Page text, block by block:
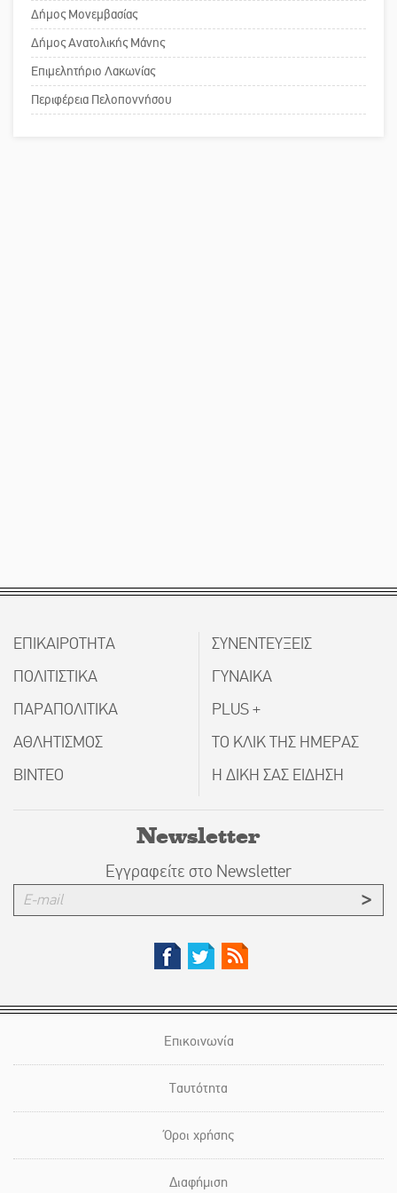
της Σπάρτης;
Δήμος Μονεμβασίας
Δήμος Ανατολικής Μάνης
Επιμελητήριο Λακωνίας
Περιφέρεια Πελοποννήσου
ΕΠΙΚΑΙΡΟΤΗΤΑ
ΠΟΛΙΤΙΣΤΙΚΑ
ΠΑΡΑΠΟΛΙΤΙΚΑ
ΑΘΛΗΤΙΣΜΟΣ
ΒΙΝΤΕΟ
ΣΥΝΕΝΤΕΥΞΕΙΣ
ΓΥΝΑΙΚΑ
PLUS +
ΤΟ ΚΛΙΚ ΤΗΣ ΗΜΕΡΑΣ
Η ΔΙΚΗ ΣΑΣ ΕΙΔΗΣΗ
Newsletter
Εγγραφείτε στο Newsletter
Επικοινωνία
Ταυτότητα
Όροι χρήσης
Διαφήμιση